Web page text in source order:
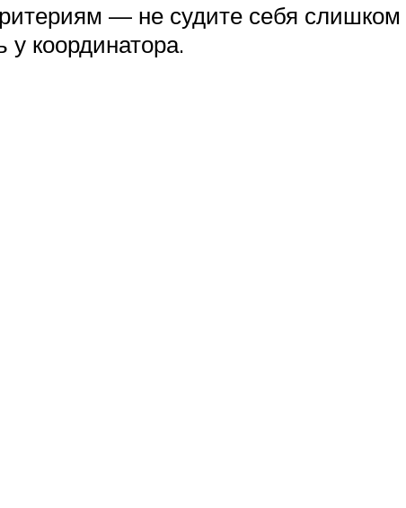
— не судите себя слишком
у координатора.